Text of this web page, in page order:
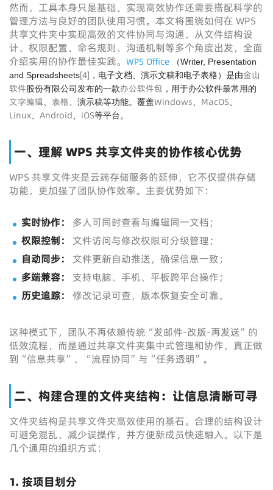
然而，工具本身只是基础，实现高效协作还需要搭配科学的
管理方法与良好的团队使用习惯。本文将围绕如何在 WPS
共享文件夹中实现高效的文件协同与沟通，从文件结构设
计、权限配置、命名规则、沟通机制等多个角度出发，全面
介绍实用的协作最佳实践。 WPS Office
（Writer, Presentation
and Spreadsheets[4] ，电子文档、演示文稿和电子表格）是由金山
软件股份有限公司发布的一款办公软件包 ，用于办公软件最常用的
文字编辑 表格 、演示稿等功能。覆盖Windows MacOS
Linux Android iOS等平台。
一、理解 WPS 共享文件夹的协作核心优势
WPS 共享文件夹是云端存储服务的延伸，它不仅提供存储
功能，更加强了团队协作效率。主要优势如下：
实时协作：
多人可同时查看与编辑同一文档；
权限控制：
文件访问与修改权限可分级管理；
自动同步：
文件更新自动推送，确保信息一致；
多端兼容：
支持电脑、手机、平板跨平台操作；
历史追踪：
修改记录可查，版本恢复安全可靠。
这种模式下，团队不再依赖传统“发邮件-改版-再发送”的
低效流程，而是通过共享文件夹集中式管理和协作，真正做
到“信息共享”、“流程协同”与“任务透明”。
二、构建合理的文件夹结构：让信息清晰可寻
文件夹结构是共享文件夹高效使用的基石。合理的结构设计
可避免混乱、减少误操作，并方便新成员快速融入。以下是
几个通用的组织方式：
1. 按项目划分